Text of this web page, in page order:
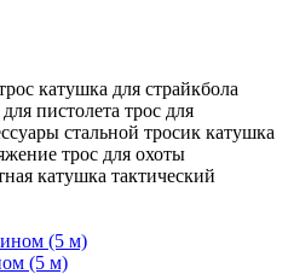
катушка для страйкбола
пистолета трос для
стальной тросик катушка
трос для охоты
катушка тактический
(5 м)